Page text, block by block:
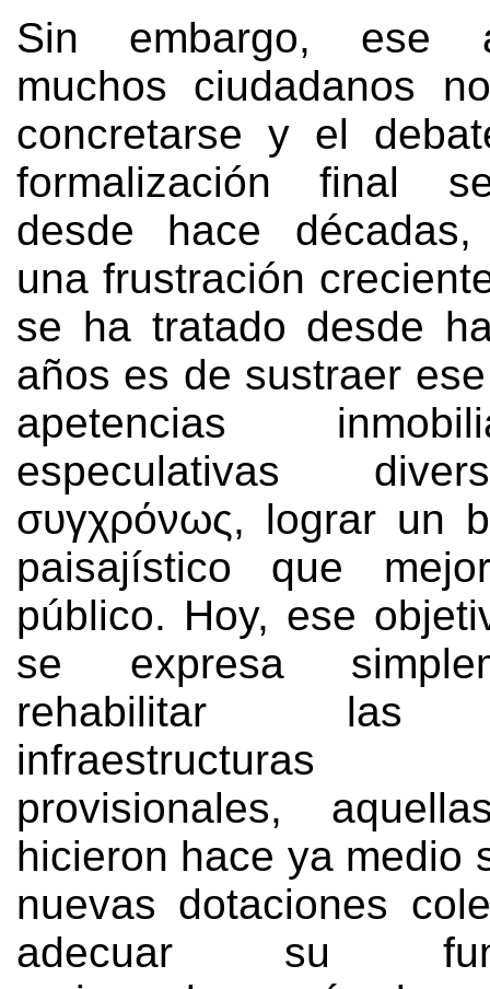
Sin embargo, ese
muchos ciudadanos
concretarse y el
formalización final
desde hace décadas
una frustración
se ha tratado desde
años es de sustraer
apetencias
especulativas
συγχρόνως, lograr un
paisajístico que
público. Hoy, ese
se expresa
rehabilitar las
provisionales,
hicieron hace ya medio
nuevas dotaciones
adecuar su